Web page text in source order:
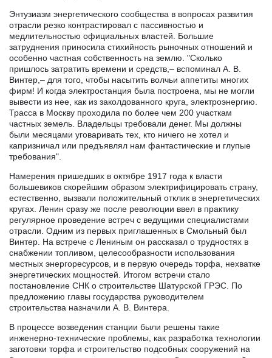
Энтузиазм энергетического сообщества в вопросах развития
отрасли резко контрастировал с пассивностью и
медлительностью официальных властей. Большие
затруднения приносила стихийность рыночных отношений и
особенно частная собственность на землю. "Сколько
пришлось затратить времени и средств,– вспоминал А. В.
Винтер,– для того, чтобы насытить волчьи аппетиты многих
фирм! И когда электростанция была построена, мы не могли
вывести из нее, как из заколдованного круга, электроэнергию.
Трасса в Москву проходила по более чем 200 участкам
частных земель. Владельцы требовали денег. Мы должны
были месяцами уговаривать тех, кто ничего не хотел и
капризничал или предъявлял нам фантастические и глупые
требования".
Намерения пришедших в октябре 1917 года к власти
большевиков скорейшим образом электрифицировать страну,
естественно, вызвали положительный отклик в энергетических
кругах. Ленин сразу же после революции ввел в практику
регулярное проведение встреч с ведущими специалистами
отрасли. Одним из первых приглашенных в Смольный был
Винтер. На встрече с Лениным он рассказал о трудностях в
снабжении топливом, целесообразности использования
местных энергоресурсов, и в первую очередь торфа, нехватке
энергетических мощностей. Итогом встречи стало
постановление СНК о строительстве Шатурской ГРЭС. По
предложению главы государства руководителем
строительства назначили А. В. Винтера.
В процессе возведения станции были решены такие
инженерно-технические проблемы, как разработка технологии
заготовки торфа и строительство подсобных сооружений на